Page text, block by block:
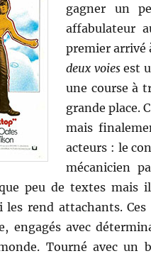
gagner un
affabulateur
premier arrivé
deux voiesest
une course à
grande place.
mais
acteurs : le
mécanicien
peu de textes mais
les rend attachants.
engagés avec
Tourné avec un